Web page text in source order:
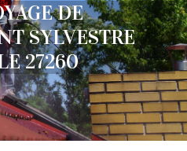
DE
SYLVESTRE
27260